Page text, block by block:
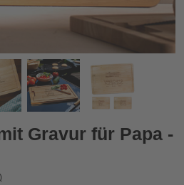
Papa - Gute Gründe
Gravur für Papa -